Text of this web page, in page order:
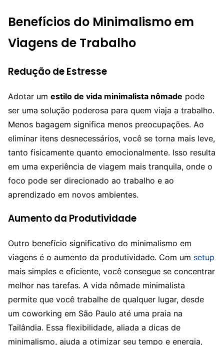
Benefícios do Minimalismo em
Viagens de Trabalho
Redução de Estresse
Adotar um estilo de vida minimalista nômade pode
ser uma solução poderosa para quem viaja a trabalho.
Menos bagagem significa menos preocupações. Ao
eliminar itens desnecessários, você se torna mais leve,
tanto fisicamente quanto emocionalmente. Isso resulta
em uma experiência de viagem mais tranquila, onde o
foco pode ser direcionado ao trabalho e ao
aprendizado em novos ambientes.
Aumento da Produtividade
Outro benefício significativo do minimalismo em
viagens é o aumento da produtividade. Com um setup
mais simples e eficiente, você consegue se concentrar
melhor nas tarefas. A vida nômade minimalista
permite que você trabalhe de qualquer lugar, desde
um coworking em São Paulo até uma praia na
Tailândia. Essa flexibilidade, aliada a dicas de
minimalismo, ajuda a otimizar seu tempo e energia,